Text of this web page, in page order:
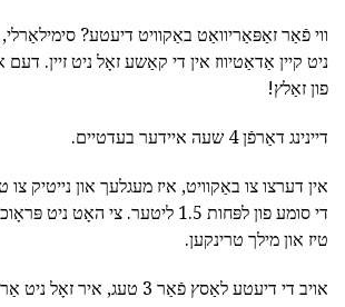
ווי פֿאַר זאַפּאַריוואַט באַקוויט דיעטע? סימילאַרלי,
ניט קיין אַדאַטיווז אין די קאַשע זאָל ניט זיין.
פון זאַלץ!
דיינינג דאַרפֿן 4 שעה איידער בעדטיים.
אין דערצו צו באַקוויט, איז מעגלעך און נייטיק צו
די סומע פון לפּחות 1.5 ליטער. צי
טיז און מילך טרינקען.
אויב די דיעטע לאַסץ פֿאַר 3 טעג,